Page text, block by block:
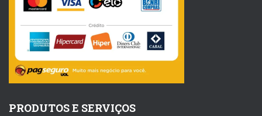
PRODUTOS E SERVIÇOS